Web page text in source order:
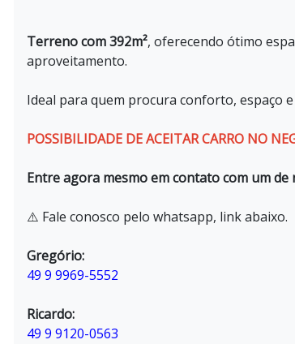
Terreno com 392m², oferecendo ótimo
aproveitamento.
Ideal para quem procura conforto, espaço
POSSIBILIDADE DE ACEITAR CARRO NO
Entre agora mesmo em contato com um de
⚠️ Fale conosco pelo whatsapp, link abaixo.
Gregório:
49 9 9969-5552
Ricardo:
49 9 9120-0563